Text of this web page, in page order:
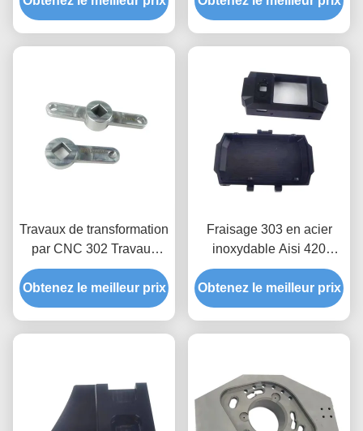
d'usinage CNC
Travaux de transformation
par CNC 302 Travaux
d'usinage en acier
inoxydable
Obtenez le meilleur prix
Fraisage 303 en acier
inoxydable Aisi 420
usinage services
d'usinage de prototypes
Obtenez le meilleur prix